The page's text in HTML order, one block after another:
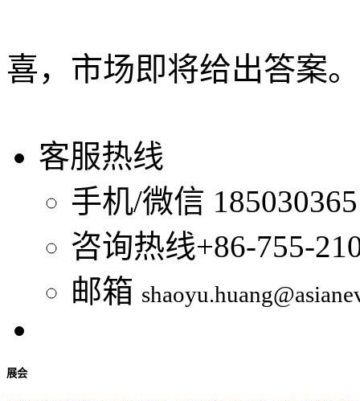
喜，市场即将给出答案。
客服热线
手机/微信
咨询热线+86-755-
邮箱
展会